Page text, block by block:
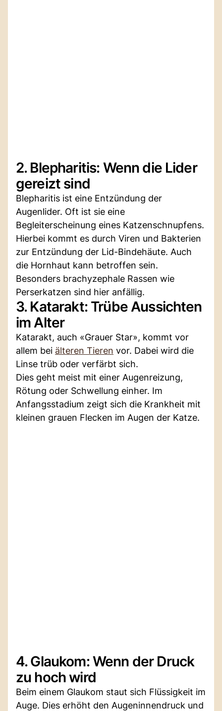
2. Blepharitis: Wenn die Lider
gereizt sind
Blepharitis ist eine Entzündung der
Augenlider. Oft ist sie eine
Begleiterscheinung eines Katzenschnupfens.
Hierbei kommt es durch Viren und Bakterien
zur Entzündung der Lid-Bindehäute. Auch
die Hornhaut kann betroffen sein.
Besonders brachyzephale Rassen wie
Perserkatzen sind hier anfällig.
3. Katarakt: Trübe Aussichten
im Alter
Katarakt, auch «Grauer Star», kommt vor
allem bei älteren Tieren vor. Dabei wird die
Linse trüb oder verfärbt sich.
Dies geht meist mit einer Augenreizung,
Rötung oder Schwellung einher. Im
Anfangsstadium zeigt sich die Krankheit mit
kleinen grauen Flecken im Augen der Katze.
4. Glaukom: Wenn der Druck
zu hoch wird
Beim einem Glaukom staut sich Flüssigkeit im
Auge. Dies erhöht den Augeninnendruck und